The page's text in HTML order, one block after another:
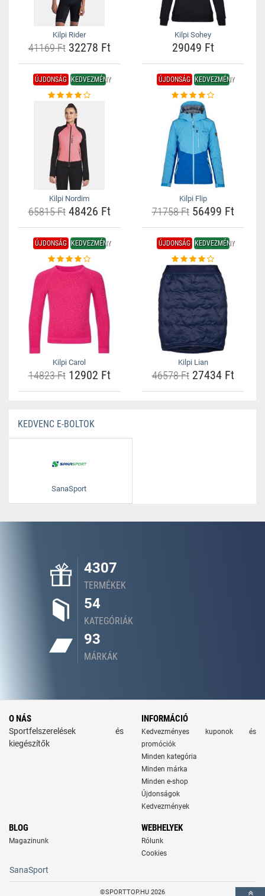
Kilpi Rider
41169 Ft32278 Ft
Kilpi Sohey
29049 Ft
ÚJDONSÁG KEDVEZMÉNY
Kilpi Nordim
65815 Ft48426 Ft
ÚJDONSÁG KEDVEZMÉNY
Kilpi Flip
71758 Ft56499 Ft
ÚJDONSÁG KEDVEZMÉNY
Kilpi Carol
14823 Ft12902 Ft
ÚJDONSÁG KEDVEZMÉNY
Kilpi Lian
46578 Ft27434 Ft
KEDVENC E-BOLTOK
SanaSport
4307
TERMÉKEK
54
KATEGÓRIÁK
93
MÁRKÁK
O NÁS
Sportfelszerelések és
kiegészítők
INFORMÁCIÓ
Kedvezményes kuponok és
promóciók
Minden kategória
Minden márka
Minden e-shop
Újdonságok
Kedvezmények
BLOG
Magazinunk
WEBHELYEK
Rólunk
Cookies
SanaSport
©SPORTTOP.HU 2026